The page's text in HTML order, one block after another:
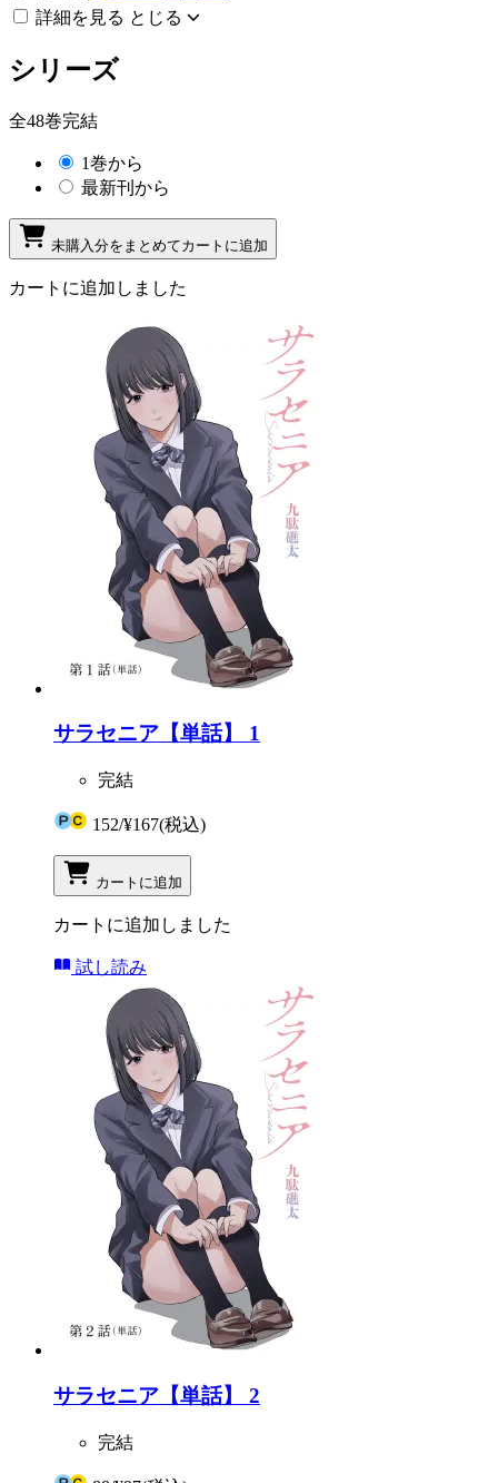
詳細を見る とじる
シリーズ
全48巻完結
1巻から
最新刊から
未購入分をまとめてカートに追加
カートに追加しました
サラセニア【単話】 1
完結
152/¥167(税込)
カートに追加
カートに追加しました
試し読み
サラセニア【単話】 2
完結